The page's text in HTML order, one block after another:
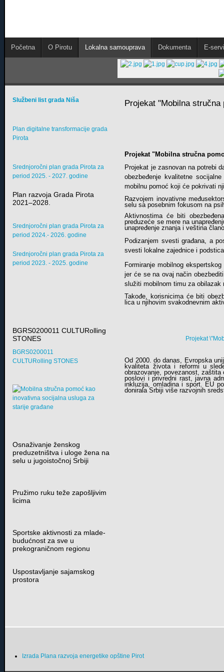
Početna O Pirotu Lokalna samouprava Dokumenta E-
Projekat "Mobilna
Projekat "Mobilna stručna
Projekat je zasnovan na potrebi
obezbeđenje kvalitetne
mobilnu pomoć koji će pokrivati
Razvojem inovativne
selu sa posebnim fokusom na
Aktivnostima će biti
preduzeće se mere na
unapređenje znanja i veština
Podizanjem svesti građana, a
svesti lokalne zajednice i
Formiranje mobilnog
jer će se na ovaj način
služiti mobilnom timu za obilazak
Takođe, korisnicima će biti
lica u njihovim svakodnevnim
Projekat
Od 2000. do danas, Evropska
kvaliteta života i reformi u
obrazovanje, povezanost,
poslovi i privredni rast, javna
inkluzija, omladina i sport. EU
donirala Srbiji više razvojnih
Službeni list grada Niša
Plan digitalne transformacije grada
Pirota
Srednjoročni plan grada Pirota za
period 2025. - 2027. godine
Plan razvoja Grada Pirota
2021–2028.
Srednjoročni plan grada Pirota za
period 2024.- 2026. godine
Srednjoročni plan grada Pirota za
period 2023. - 2025. godine
BGRS0200011 CULTURolling
STONES
BGRS0200011
CULTURolling STONES
Osnaživanje ženskog
preduzetništva i uloge žena na
selu u jugoistočnoj Srbiji
Pružimo ruku teže zapošljivim
licima
Sportske aktivnosti za mlade-
budućnost za sve u
prekograničnom regionu
Uspostavljanje sajamskog
prostora
Izrada Plana razvoja energetike opštine Pirot